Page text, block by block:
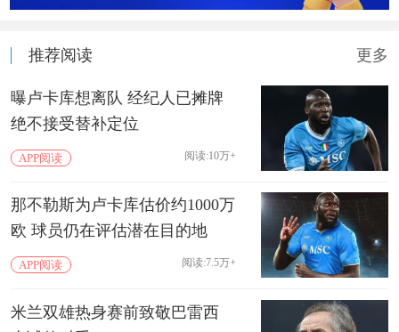
推荐阅读 更多
曝卢卡库想离队 经纪人已摊牌
绝不接受替补定位
APP阅读 阅读:10万+
那不勒斯为卢卡库估价约1000万
欧 球员仍在评估潜在目的地
APP阅读 阅读:7.5万+
米兰双雄热身赛前致敬巴雷西